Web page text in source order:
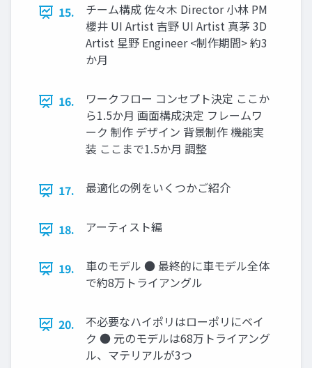
15.
チーム構成 佐々木 Director 小林 PM
櫻井 UI Artist 吉野 UI Artist 真茅 3D
Artist 星野 Engineer <制作期間> 約3
か月
16.
ワークフロー コンセプト決定 ここか
ら1.5か月 画面構成決定 フレームワ
ーク 制作 デザイン 背景制作 機能実
装 ここまで1.5か月 調整
17. 最適化の例をいくつかご紹介
18. アーティスト編
19.
車のモデル ● 最終的に車モデル全体
で約8万トライアングル
20.
不必要なハイポリはローポリにベイ
ク ● 元のモデルは68万トライアング
ル、マテリアルが3つ